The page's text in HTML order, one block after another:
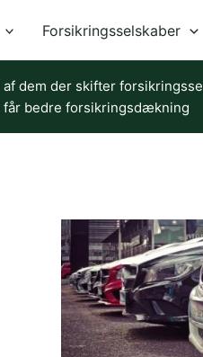
Forsikringsselskaber
af dem der skifter
får bedre forsikringsdækning